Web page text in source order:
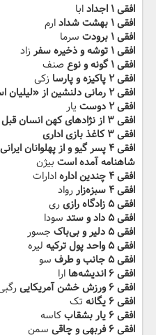
افقی ۱ اجداد
ابا
افقی ۱ بهشت شداد
ارم
افقی ۱ برودت
سرما
افقی ۱ توشه و ذخیره‬‫ سفر
زاد
افقی ۱ گونه و نوع
صنف
افقی ۲ پاکیزه و پارسا
زکی
افقی ۲ رمانی دلنشین از‬‫ «لیلیان اسمیت»
افقی ۲ دوست
یار
افقی ۳ از نژادهای کهن انسان قبل‬‫ از عصر حجر
افقی ۳ کاغذ بازی اداری
افقی ۴
شاهنامه آمده است بیژن
افقی ۴ ‬‫چندین اداره
ادارات
افقی ۴ سبزه‌زار
رواد
افقی ۵ زادگاه رازی
ری
افقی ۵ داد و ستد
سودا
افقی ۵ دلیر ‬‫و بی‌باک
جسور
افقی ۵ واحد پول ترکیه
لیره
افقی ۵ جانب و طرف
سو
افقی ۶ اندیشه‌ها
ارا
افقی ۶ ‬‫ورزش خشن آمریکایی
افقی ۶ یگانه
تک
افقی ۶ یار بشقاب
کاسه
افقی ۶ فربهی و چاقی
سمن